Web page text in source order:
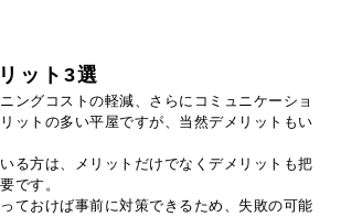
ット3選
ングコストの軽減、さらにコミュニケーショ
ットの多い平屋ですが、当然デメリットもい
る方は、メリットだけでなくデメリットも把
です。
ておけば事前に対策できるため、失敗の可能